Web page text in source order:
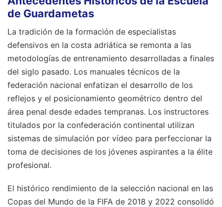
de Guardametas
La tradición de la formación de especialistas
defensivos en la costa adriática se remonta a las
metodologías de entrenamiento desarrolladas a finales
del siglo pasado. Los manuales técnicos de la
federación nacional enfatizan el desarrollo de los
reflejos y el posicionamiento geométrico dentro del
área penal desde edades tempranas. Los instructores
titulados por la confederación continental utilizan
sistemas de simulación por vídeo para perfeccionar la
toma de decisiones de los jóvenes aspirantes a la élite
profesional.
El histórico rendimiento de la selección nacional en las
Copas del Mundo de la FIFA de 2018 y 2022 consolidó